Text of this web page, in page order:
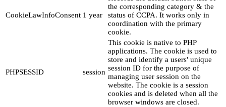
CookieLawInfoConsent 1 year
the corresponding category & the
status of CCPA. It works only in
coordination with the primary
cookie.
PHPSESSID session
This cookie is native to PHP
applications. The cookie is used to
store and identify a users' unique
session ID for the purpose of
managing user session on the
website. The cookie is a session
cookies and is deleted when all the
browser windows are closed.